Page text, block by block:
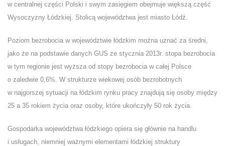
w centralnej części Polski i swym zasięgiem obejmuje większą część
Wysoczyzny Łódzkiej. Stolicą województwa jest miasto Łódź.
Poziom bezrobocia w województwie łódzkim można uznać za średni,
jako że na podstawie danych GUS ze stycznia 2013r. stopa bezrobocia
w tym regionie jest wyższa od stopy bezrobocia w całej Polsce
o zaledwie 0,6%. W strukturze wiekowej osób bezrobotnych
w najgorszej sytuacji na łódzkim rynku pracy znajdują się osoby między
25 a 35 rokiem życia oraz osoby, które ukończyły 50 rok życia.
Gospodarka województwa łódzkiego opiera się głównie na handlu
i usługach, niemniej ważnymi elementami łódzkiej struktury